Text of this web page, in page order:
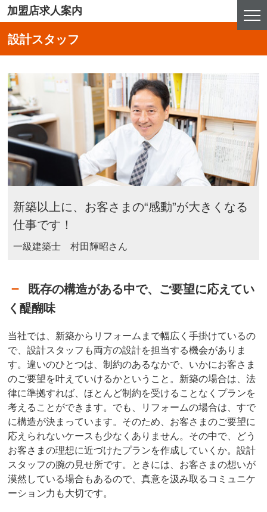
加盟店求人案内
設計スタッフ
新築以上に、お客さまの“感動”が大きくなる
仕事です！
一級建築士 村田輝昭さん
既存の構造がある中で、ご要望に応えてい
く醍醐味
当社では、新築からリフォームまで幅広く手掛けているの
で、設計スタッフも両方の設計を担当する機会がありま
す。違いのひとつは、制約のあるなかで、いかにお客さま
のご要望を叶えていけるかということ。新築の場合は、法
律に準拠すれば、ほとんど制約を受けることなくプランを
考えることができます。でも、リフォームの場合は、すで
に構造が決まっています。そのため、お客さまのご要望に
応えられないケースも少なくありません。その中で、どう
お客さまの理想に近づけたプランを作成していくか。設計
スタッフの腕の見せ所です。ときには、お客さまの想いが
漠然している場合もあるので、真意を汲み取るコミュニケ
ーション力も大切です。